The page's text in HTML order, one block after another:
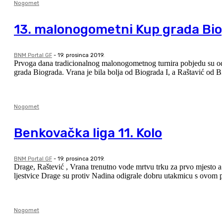
Nogomet
13. malonogometni Kup grada
BNM Portal GF - 19. prosinca 2019.
Prvoga dana tradicionalnog malonogometnog turnira pobjedu
grada Biograda. Vrana je bila bolja od Biograda I, a Raštavić od
Nogomet
Benkovačka liga 11. Kolo
BNM Portal GF - 19. prosinca 2019.
Drage, Raštević , Vrana trenutno vode mrtvu trku za prvo
ljestvice Drage su protiv Nadina odigrale dobru utakmicu s ovom
Nogomet